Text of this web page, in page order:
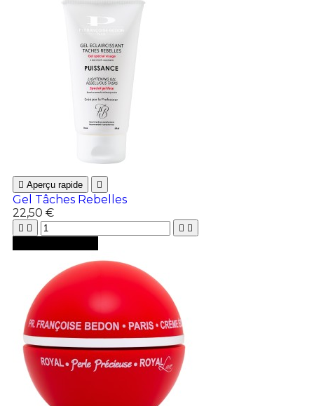
 Aperçu rapide 
Gel Tâches Rebelles
22,50 €
   